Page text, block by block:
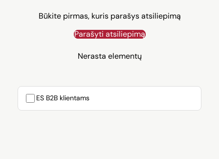
Būkite pirmas, kuris parašys atsiliepimą
Parašyti atsiliepimą
Nerasta elementų
ES B2B klientams